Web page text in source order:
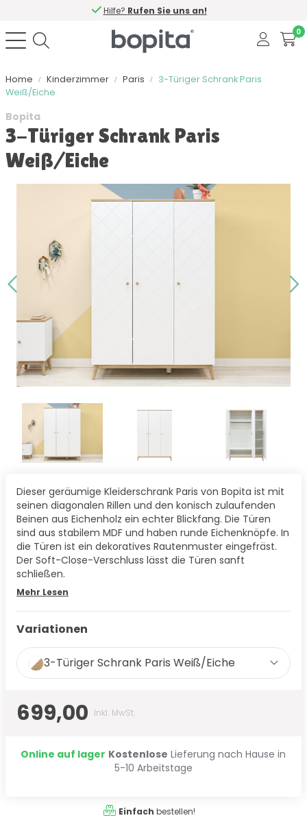
Hilfe? Rufen Sie uns an!
0
Home Kinderzimmer Paris
3-Türiger Schrank Paris
Weiß/Eiche
Bopita
3-Türiger Schrank Paris
Weiß/Eiche
Dieser geräumige Kleiderschrank Paris von Bopita ist mit
seinen diagonalen Rillen und den konisch zulaufenden
Beinen aus Eichenholz ein echter Blickfang. Die Türen
sind aus stabilem MDF und haben runde Eichenknöpfe. In
die Türen ist ein dekoratives Rautenmuster eingefräst.
Der Soft-Close-Verschluss lässt die Türen sanft
schließen.
Mehr Lesen
Variationen
3-Türiger Schrank Paris Weiß/Eiche
699,00 Inkl. MwSt.
Online auf lager Kostenlose Lieferung nach Hause in
5-10 Arbeitstage
Einfach bestellen!